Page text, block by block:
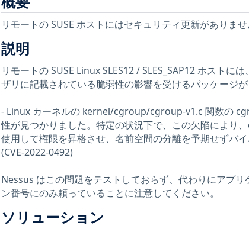
リモートの SUSE ホストにはセキュリティ更新がありませ
説明
リモートの SUSE Linux SLES12 / SLES_SAP12 ホストに
ザリに記載されている脆弱性の影響を受けるパッケージが
- Linux カーネルの kernel/cgroup/cgroup-v1.c 関数の
性が見つかりました。特定の状況下で、この欠陥により
使用して権限を昇格させ、名前空間の分離を予期せずバイ
(CVE-2022-0492)
Nessus はこの問題をテストしておらず、代わりにアプ
ン番号にのみ頼っていることに注意してください。
ソリューション